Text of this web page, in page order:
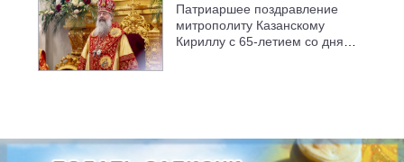
Патриаршее поздравление
митрополиту Казанскому
Кириллу с 65-летием со дня